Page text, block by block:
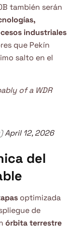
también serán
industriales
que Pekín
salto en el
of a WDR
April 12, 2026
del
optimizada
de
órbita terrestre